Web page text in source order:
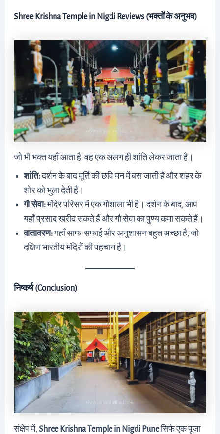
Shree Krishna Temple in Nigdi Reviews (भक्तों के अनुभव)
जो भी भक्त यहाँ आता है, वह एक अलग ही शांति लेकर जाता है।
शांति:दर्शन के बाद मूर्ति की छवि मन में बस जाती है और शहर के
शोर को भुला देती है।
गौ सेवा:मंदिर परिसर में एक गौशाला भी है। दर्शन के बाद, आप
यहाँ प्रसाद खरीद सकते हैं और गौ सेवा का पुण्य कमा सकते हैं।
वातावरण:यहाँ साफ-सफाई और अनुशासन बहुत अच्छा है, जो
दक्षिण भारतीय मंदिरों की पहचान है।
निष्कर्ष (Conclusion)
संक्षेप में, Shree Krishna Temple in Nigdi Puneसिर्फ एक पूजा